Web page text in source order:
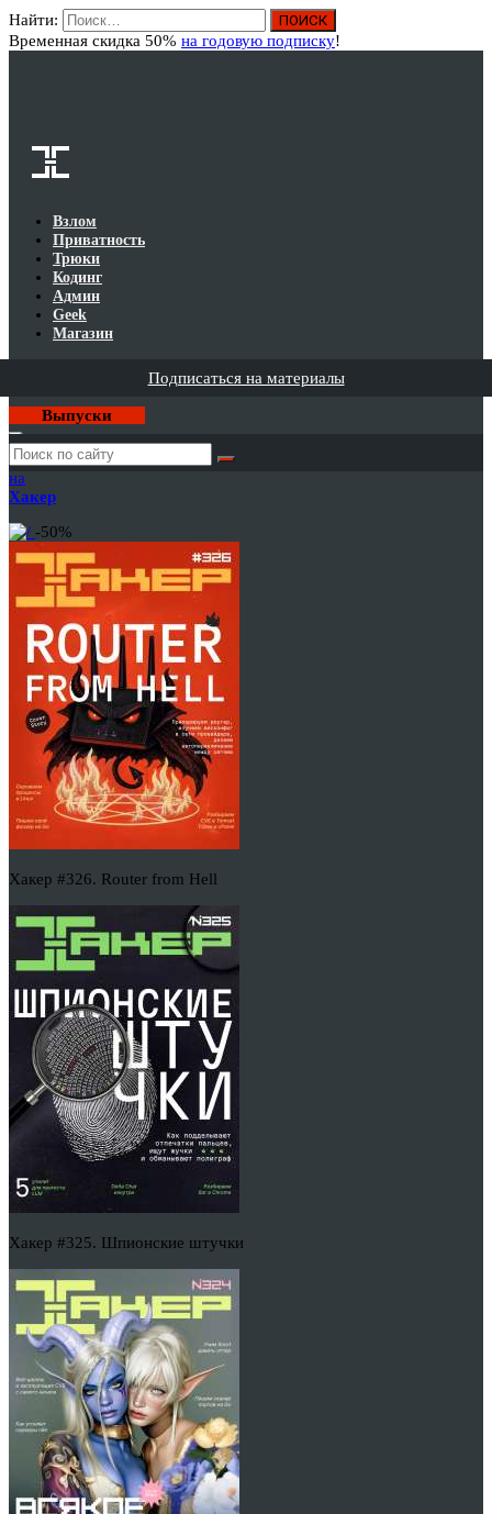
Найти:
Временная скидка 50% на годовую подписку!
Взлом
Приватность
Трюки
Кодинг
Админ
Geek
Магазин
Подписаться на материалы
Выпуски
Годовая
подписка
на
Хакер
-50%
Хакер #326. Router from Hell
Хакер #325. Шпионские штучки